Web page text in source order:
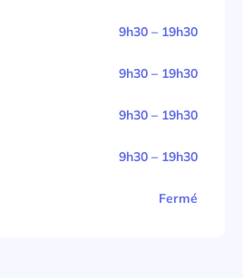
9h30 – 19h30
9h30 – 19h30
9h30 – 19h30
9h30 – 19h30
Fermé